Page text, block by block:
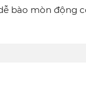
bào mòn động